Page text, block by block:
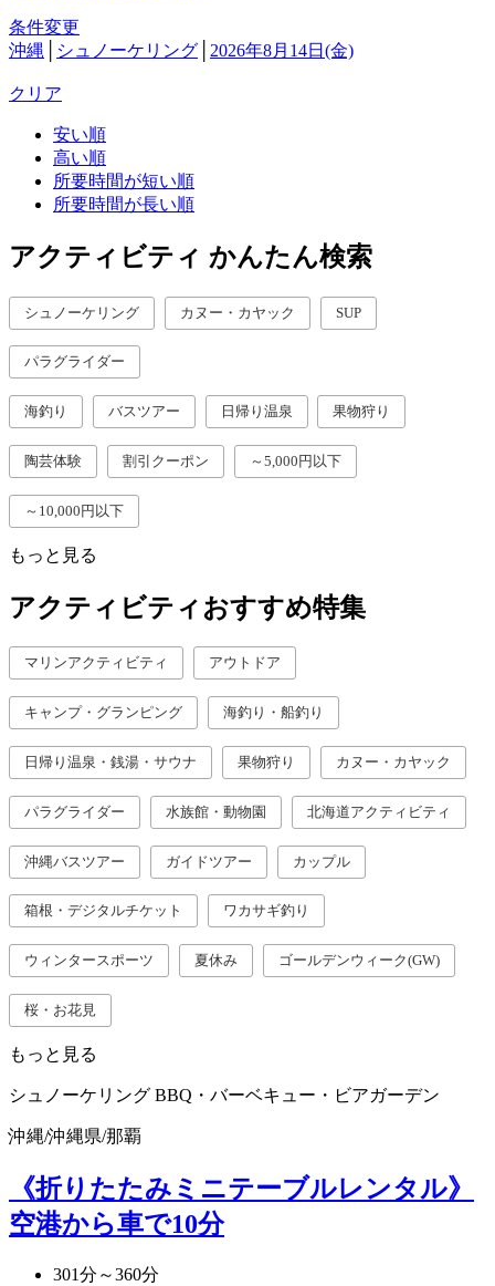
条件変更
沖縄
シュノーケリング 2026年8月14日(金)
クリア
安い順
高い順
所要時間が短い順
所要時間が長い順
アクティビティ かんたん検索
シュノーケリング カヌー・カヤック SUP
パラグライダー
海釣り バスツアー 日帰り温泉 果物狩り
陶芸体験 割引クーポン ～5,000円以下
～10,000円以下
もっと見る
アクティビティおすすめ特集
マリンアクティビティ アウトドア
キャンプ・グランピング 海釣り・船釣り
日帰り温泉・銭湯・サウナ 果物狩り カヌー・カヤック
パラグライダー 水族館・動物園 北海道アクティビティ
沖縄バスツアー ガイドツアー カップル
箱根・デジタルチケット ワカサギ釣り
ウィンタースポーツ 夏休み ゴールデンウィーク(GW)
桜・お花見
もっと見る
シュノーケリング BBQ・バーベキュー・ビアガーデン
沖縄/沖縄県/那覇
《折りたたみミニテーブルレンタル》
空港から車で10分
301分～360分